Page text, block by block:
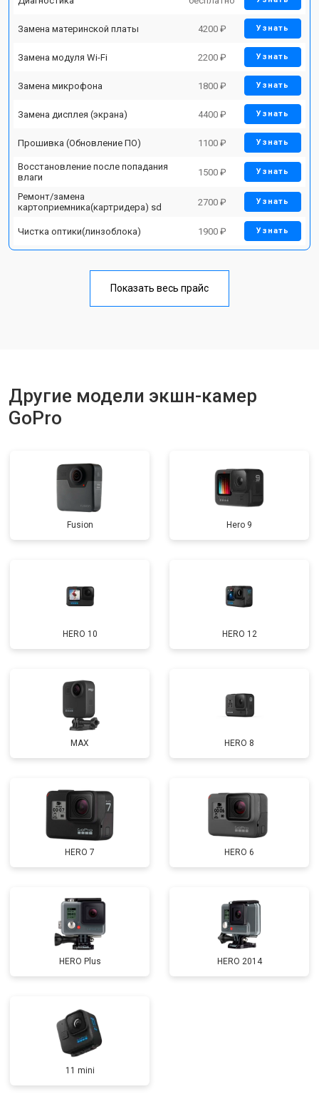
Замена материнской платы 4200 ₽ Узнать
Замена модуля Wi-Fi 2200 ₽ Узнать
Замена микрофона 1800 ₽ Узнать
Замена дисплея (экрана) 4400 ₽ Узнать
Прошивка (Обновление ПО) 1100 ₽ Узнать
Восстановление после попадания
влаги
1500 ₽ Узнать
Ремонт/замена
картоприемника(картридера) sd
2700 ₽ Узнать
Чистка оптики(линзоблока) 1900 ₽ Узнать
Показать весь прайс
Другие модели экшн-камер
GoPro
Fusion Hero 9
HERO 10 HERO 12
MAX HERO 8
HERO 7 HERO 6
HERO Plus HERO 2014
11 mini